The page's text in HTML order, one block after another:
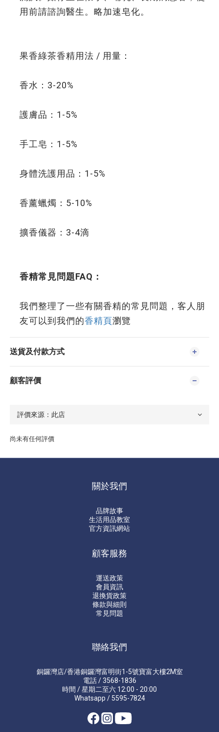
用前請諮詢醫生。略加速皂化。
果香綠茶香精用法 / 用量：
香水：3-20%
護膚品：1-5%
手工皂：1-5%
身體洗護用品：1-5%
香薰蠟燭：5-10%
擴香儀器：3-4滴
香精常見問題FAQ：
我們整理了一些有關香精的常見問題，客人朋
友可以到我們的香精頁瀏覽
送貨及付款方式
顧客評價
尚未有任何評價
關於我們
品牌故事
生活用品教室
官方資訊網站
顧客服務
運送政策
會員資訊
退換貨政策
條款與細則
常見問題
聯絡我們
銅鑼灣店/香港銅鑼灣富明街1-5號寶富大樓2M室
電話 / 3568-1836
時間 / 星期二至六 12:00 - 20:00
Whatsapp / 5595-7824